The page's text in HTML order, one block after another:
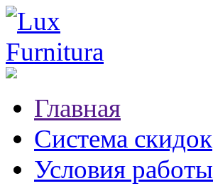
Главная
Система скидок
Условия работы